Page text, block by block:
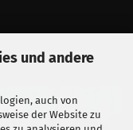
und andere
auch von
der Website zu